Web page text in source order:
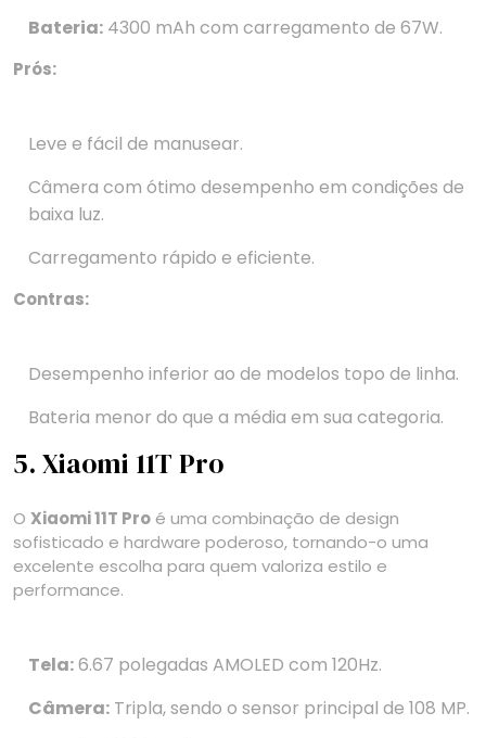
Bateria: 4300 mAh com carregamento de 67W.
Prós:
Leve e fácil de manusear.
Câmera com ótimo desempenho em condições de
baixa luz.
Carregamento rápido e eficiente.
Contras:
Desempenho inferior ao de modelos topo de linha.
Bateria menor do que a média em sua categoria.
5. Xiaomi 11T Pro
O Xiaomi 11T Pro é uma combinação de design
sofisticado e hardware poderoso, tornando-o uma
excelente escolha para quem valoriza estilo e
performance.
Tela:6.67 polegadas AMOLED com 120Hz.
Câmera: Tripla, sendo o sensor principal de 108 MP.